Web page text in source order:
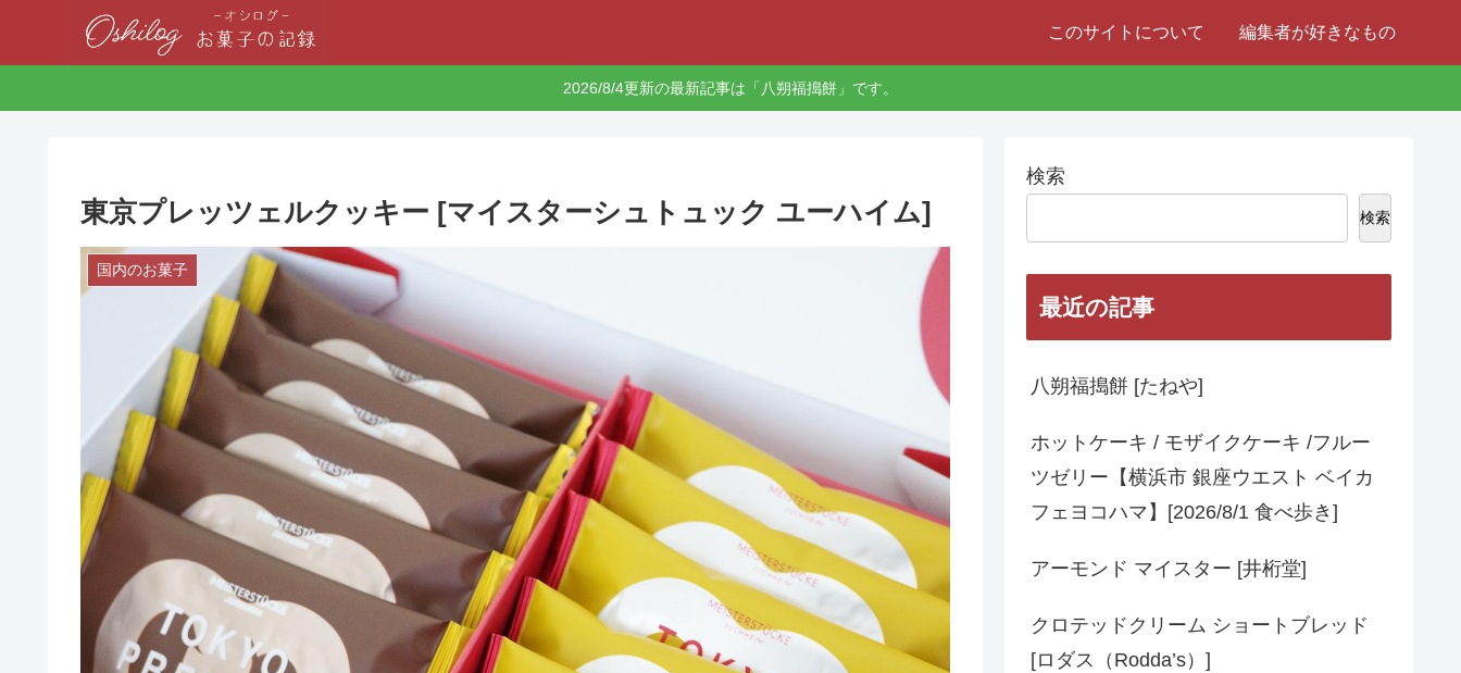
このサイトについて 編集者が好きなもの
2026/8/4更新の最新記事は「八朔福搗餅」です。
東京プレッツェルクッキー [マイスターシュトュック ユーハイム]
国内のお菓子
検索
検索
最近の記事
八朔福搗餅 [たねや]
ホットケーキ / モザイクケーキ /フルー
ツゼリー【横浜市 銀座ウエスト ベイカ
フェヨコハマ】[2026/8/1 食べ歩き]
アーモンド マイスター [井桁堂]
クロテッドクリーム ショートブレッド
[ロダス（Rodda’s）]